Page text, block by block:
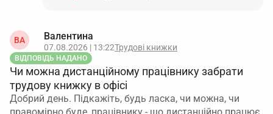
ВА Валентина
07.08.2026 | 13:22Трудові книжки
ВІДПОВІДЬ НАДАНО
Чи можна дистанційному працівнику забрати
трудову книжку в офісі
Добрий день. Підкажіть, будь ласка, чи можна, чи